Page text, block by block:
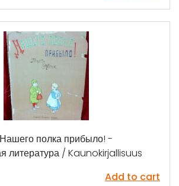
полка прибыло! -
литература / Kaunokirjallisuus
Add to cart